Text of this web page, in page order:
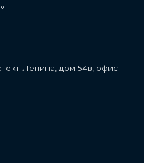
Ленина, дом 54в, офис